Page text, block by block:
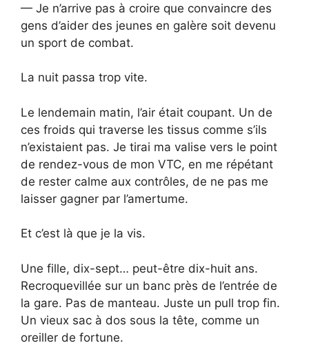
— Je n’arrive pas à croire que convaincre des
gens d’aider des jeunes en galère soit devenu
un sport de combat.
La nuit passa trop vite.
Le lendemain matin, l’air était coupant. Un de
ces froids qui traverse les tissus comme s’ils
n’existaient pas. Je tirai ma valise vers le point
de rendez-vous de mon VTC, en me répétant
de rester calme aux contrôles, de ne pas me
laisser gagner par l’amertume.
Et c’est là que je la vis.
Une fille, dix-sept… peut-être dix-huit ans.
Recroquevillée sur un banc près de l’entrée de
la gare. Pas de manteau. Juste un pull trop fin.
Un vieux sac à dos sous la tête, comme un
oreiller de fortune.